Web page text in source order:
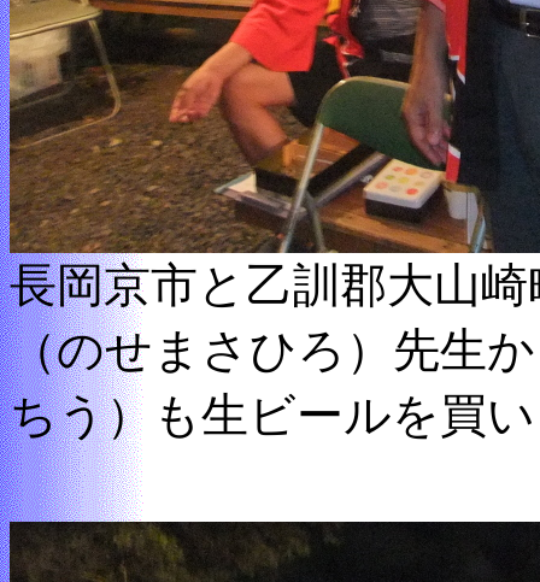
長岡京市と乙訓郡大山
（のせまさひろ）先生
ちう）も生ビールを買